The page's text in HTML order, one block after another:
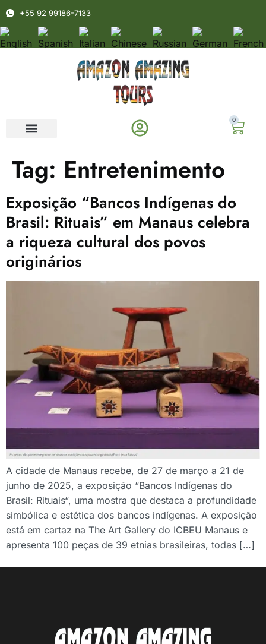
+55 92 99186-7133
0
Tag: Entretenimento
Exposição “Bancos Indígenas do
Brasil: Rituais” em Manaus celebra
a riqueza cultural dos povos
originários
A cidade de Manaus recebe, de 27 de março a 21 de
junho de 2025, a exposição “Bancos Indígenas do
Brasil: Rituais“, uma mostra que destaca a profundidade
simbólica e estética dos bancos indígenas. A exposição
está em cartaz na The Art Gallery do ICBEU Manaus e
apresenta 100 peças de 39 etnias brasileiras, todas […]